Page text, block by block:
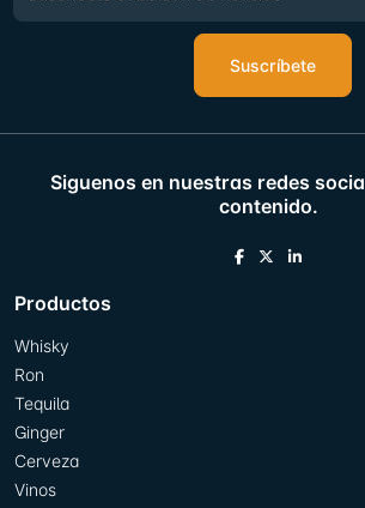
Suscríbete
Siguenos en nuestras redes
contenido.
Productos
Whisky
Ron
Tequila
Ginger
Cerveza
Vinos